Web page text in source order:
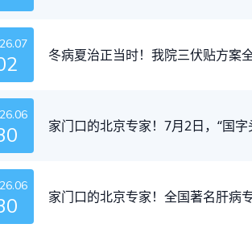
冬病夏治正当时！我院三伏贴方案
家门口的北京专家！7月2日，“国
家门口的北京专家！全国著名肝病